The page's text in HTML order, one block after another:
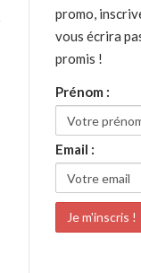
promo,
vous écrira
promis !
Prénom :
Email :